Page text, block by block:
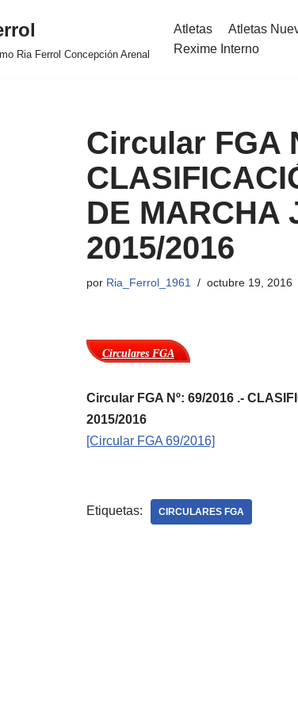
Ria Ferrol Concepción Arenal
Atletas Atletas
Rexime Interno
Circular FGA
DE MARCHA
2015/2016
por Ria_Ferrol_1961 octubre 19, 2016
Circulares FGA
Circular FGA Nº: 69/2016 .-
2015/2016
[Circular FGA 69/2016]
Etiquetas: CIRCULARES FGA